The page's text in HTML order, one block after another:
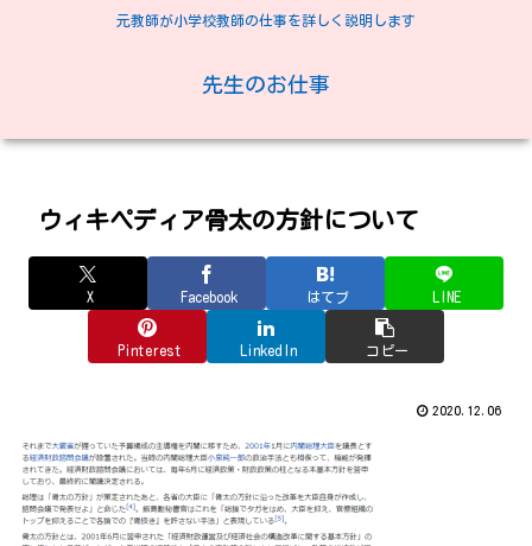
元教師が小学校教師の仕事を詳しく説明します
先生のお仕事
ウィキペディア骨太の方針について
X Facebook はてブ LINE
Pinterest LinkedIn コピー
2020.12.06